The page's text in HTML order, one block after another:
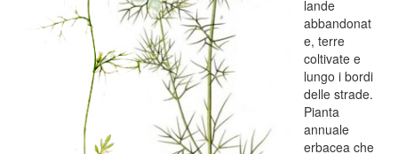
lande
abbandonat
e, terre
coltivate e
lungo i bordi
delle strade.
Pianta
annuale
erbacea che